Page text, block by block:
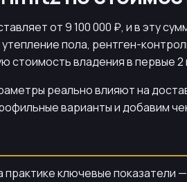
от 9 100 000 ₽, и в эту
пола, рентген-
стоимость владения в первые 2
реально влияют на
варианты и добавим
ключевые